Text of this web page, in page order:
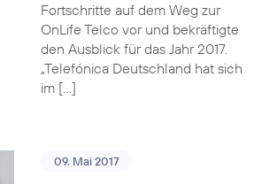
Fortschritte auf dem Weg zur
OnLife Telco vor und bekräftigte
den Ausblick für das Jahr 2017.
„Telefónica Deutschland hat sich
im […]
09. Mai 2017